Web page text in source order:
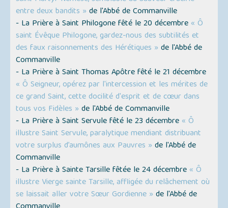
entre deux bandits » de l'Abbé de Commanville
- La Prière à Saint Philogone fêté le 20 décembre « Ô
saint Évêque Philogone, gardez-nous des subtilités et
des faux raisonnements des Hérétiques » de l'Abbé de
Commanville
- La Prière à Saint Thomas Apôtre fêté le 21 décembre
« Ô Seigneur, opérez par l'intercession et les mérites de
ce grand Saint, cette docilité d'esprit et de cœur dans
tous vos Fidèles » de l'Abbé de Commanville
- La Prière à Saint Servule fêté le 23 décembre « Ô
illustre Saint Servule, paralytique mendiant distribuant
votre surplus d’aumônes aux Pauvres » de l'Abbé de
Commanville
- La Prière à Sainte Tarsille fêtée le 24 décembre « Ô
illustre Vierge sainte Tarsille, affligée du relâchement où
se laissait aller votre Sœur Gordienne » de l'Abbé de